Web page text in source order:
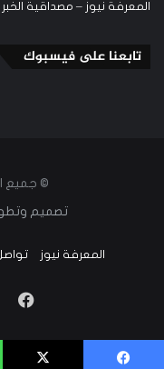
المعرفة نيوز – مصداقية
تابعنا على فيسبوك
© جميع
تصميم
المعرفة نيوز